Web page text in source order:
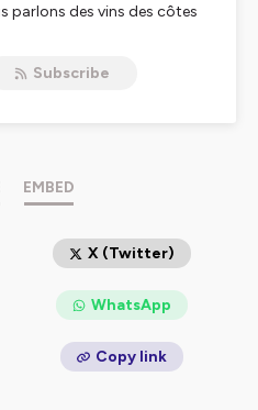
parlons des vins des côtes
Subscribe
EMBED
X (Twitter)
WhatsApp
Copy link